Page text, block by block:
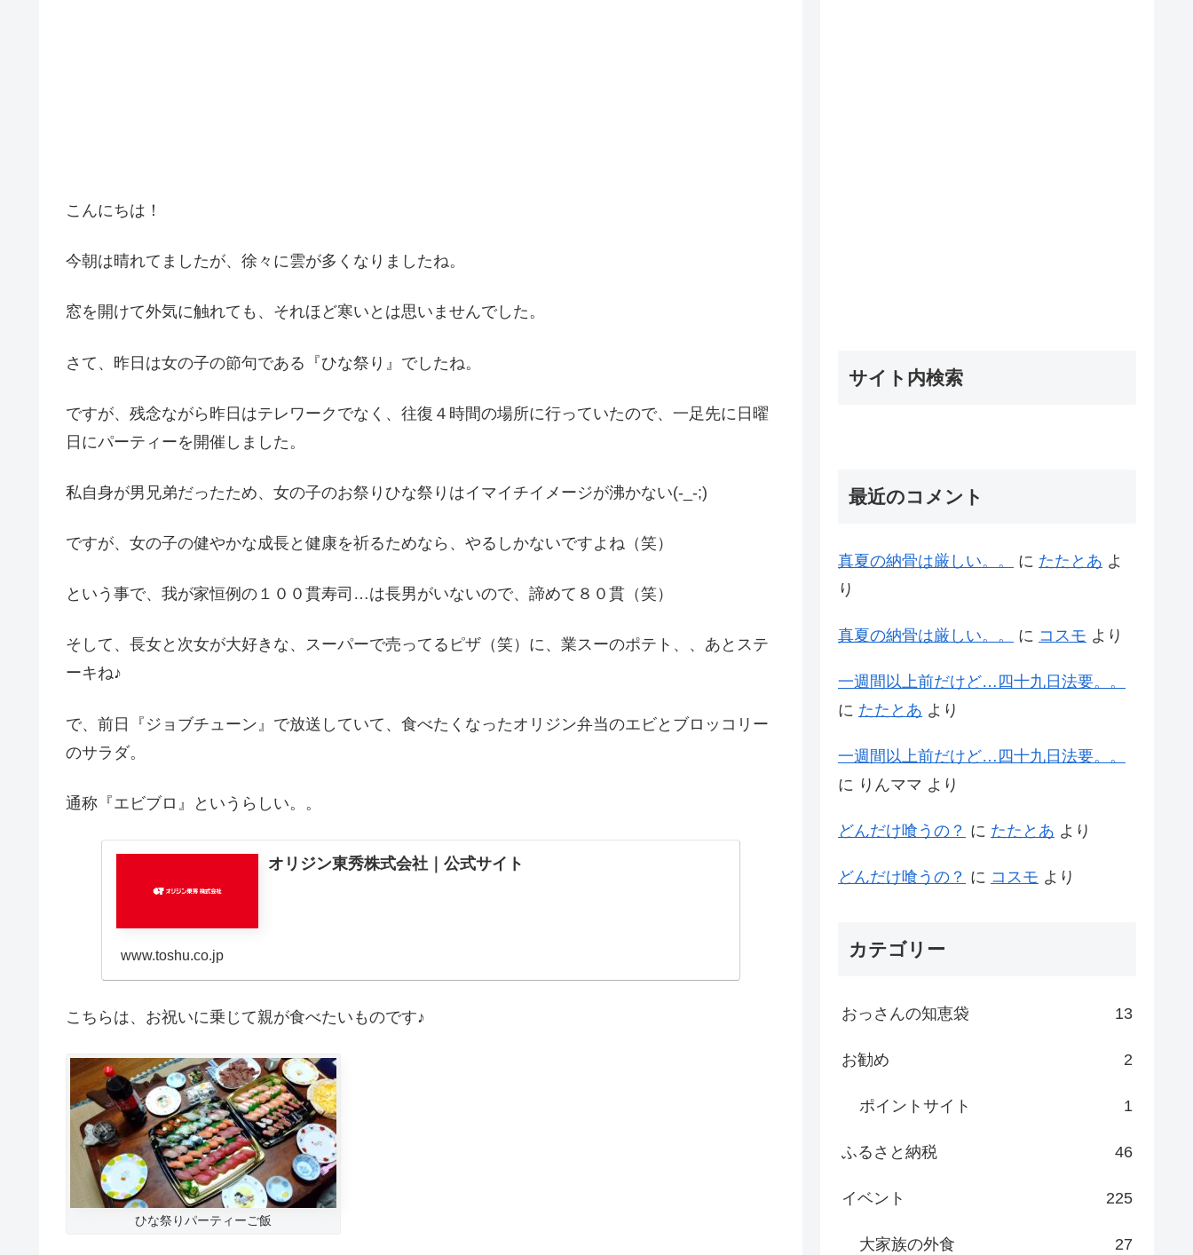
こんにちは！
今朝は晴れてましたが、徐々に雲が多くなりましたね。
窓を開けて外気に触れても、それほど寒いとは思いませんでした。
さて、昨日は女の子の節句である『ひな祭り』でしたね。
ですが、残念ながら昨日はテレワークでなく、往復４時間の場所に行っていたので、一足先に日曜
日にパーティーを開催しました。
私自身が男兄弟だったため、女の子のお祭りひな祭りはイマイチイメージが沸かない(-_-;)
ですが、女の子の健やかな成長と健康を祈るためなら、やるしかないですよね（笑）
という事で、我が家恒例の１００貫寿司…は長男がいないので、諦めて８０貫（笑）
そして、長女と次女が大好きな、スーパーで売ってるピザ（笑）に、業スーのポテト、、あとステ
ーキね♪
で、前日『ジョブチューン』で放送していて、食べたくなったオリジン弁当のエビとブロッコリー
のサラダ。
通称『エビブロ』というらしい。。
オリジン東秀株式会社｜公式サイト
www.toshu.co.jp
こちらは、お祝いに乗じて親が食べたいものです♪
ひな祭りパーティーご飯
サイト内検索
最近のコメント
真夏の納骨は厳しい。。 に たたとあ よ
り
真夏の納骨は厳しい。。 に コスモ より
一週間以上前だけど…四十九日法要。。
に たたとあ より
一週間以上前だけど…四十九日法要。。
に りんママ より
どんだけ喰うの？ に たたとあ より
どんだけ喰うの？ に コスモ より
カテゴリー
おっさんの知恵袋 13
お勧め 2
ポイントサイト 1
ふるさと納税 46
イベント 225
大家族の外食 27